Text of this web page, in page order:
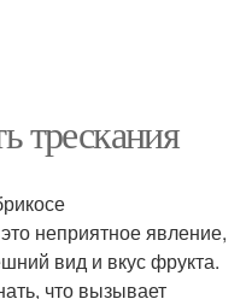
трескания
неприятное явление,
вид и вкус фрукта.
что вызывает